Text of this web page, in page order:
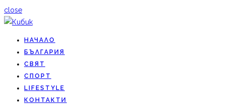
close
НАЧАЛО
БЪЛГАРИЯ
СВЯТ
СПОРТ
LIFESTYLE
КОНТАКТИ